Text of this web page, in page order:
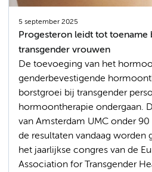
5 september 2025
Progesteron leidt tot toename
transgender vrouwen
De toevoeging van het
genderbevestigende
borstgroei bij transgender
hormoontherapie ondergaan.
van Amsterdam UMC onder
de resultaten vandaag worden
het jaarlijkse congres van de
Association for Transgender